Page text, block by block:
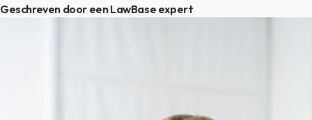
Geschreven door een LawBase expert